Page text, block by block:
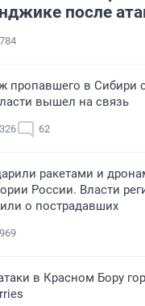
после
пропавшего в Сибири
вышел на связь
62
ракетами и
России. Власти
о пострадавших
в Красном Бору